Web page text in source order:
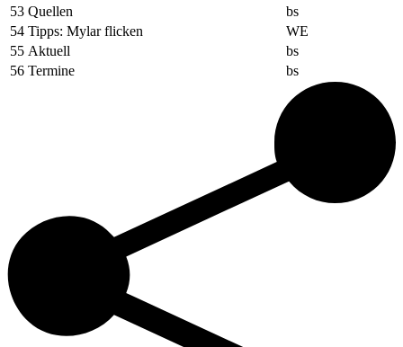
53 Quellen
bs
54 Tipps: Mylar flicken
WE
55 Aktuell
bs
56 Termine bs